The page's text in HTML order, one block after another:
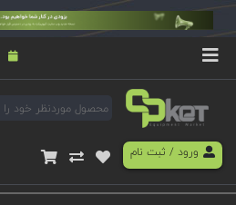
ورود/ ثبت نام